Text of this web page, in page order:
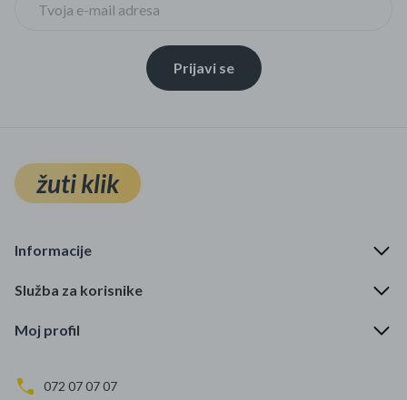
Prijavi se
žuti klik
Informacije
Služba za korisnike
Moj profil
072 07 07 07